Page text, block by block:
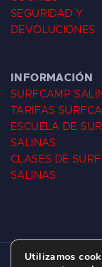
SEGURIDAD Y
DEVOLUCIONES
INFORMACIÓN
SURFCAMP
TARIFAS
ESCUELA DE
SALINAS
CLASES DE SURF
SALINAS
Utilizamos